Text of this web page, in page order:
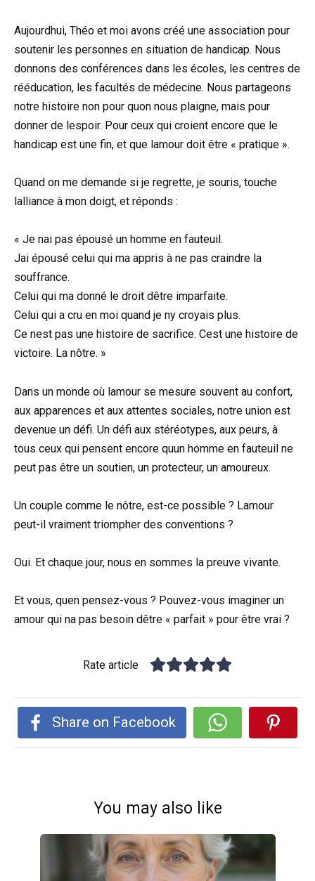
Aujourdhui, Théo et moi avons créé une association pour
soutenir les personnes en situation de handicap. Nous
donnons des conférences dans les écoles, les centres de
rééducation, les facultés de médecine. Nous partageons
notre histoire non pour quon nous plaigne, mais pour
donner de lespoir. Pour ceux qui croient encore que le
handicap est une fin, et que lamour doit être « pratique ».
Quand on me demande si je regrette, je souris, touche
lalliance à mon doigt, et réponds :
« Je nai pas épousé un homme en fauteuil.
Jai épousé celui qui ma appris à ne pas craindre la
souffrance.
Celui qui ma donné le droit dêtre imparfaite.
Celui qui a cru en moi quand je ny croyais plus.
Ce nest pas une histoire de sacrifice. Cest une histoire de
victoire. La nôtre. »
Dans un monde où lamour se mesure souvent au confort,
aux apparences et aux attentes sociales, notre union est
devenue un défi. Un défi aux stéréotypes, aux peurs, à
tous ceux qui pensent encore quun homme en fauteuil ne
peut pas être un soutien, un protecteur, un amoureux.
Un couple comme le nôtre, est-ce possible ? Lamour
peut-il vraiment triompher des conventions ?
Oui. Et chaque jour, nous en sommes la preuve vivante.
Et vous, quen pensez-vous ? Pouvez-vous imaginer un
amour qui na pas besoin dêtre « parfait » pour être vrai ?
Rate article
Share on Facebook
You may also like